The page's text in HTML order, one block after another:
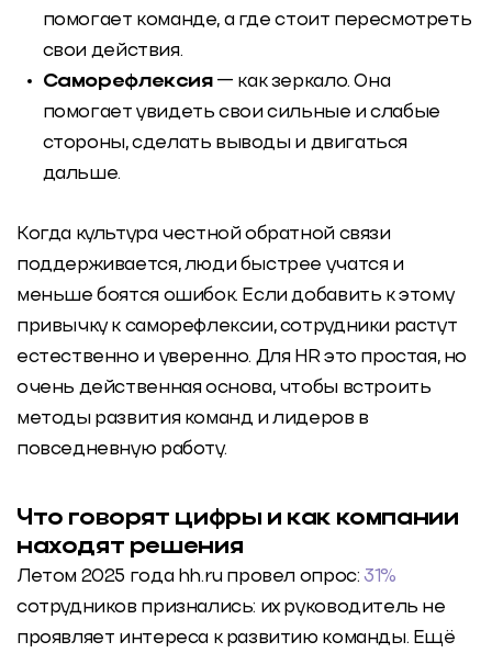
помогает команде, а где стоит пересмотреть
свои действия.
Саморефлексия— как зеркало. Она
помогает увидеть свои сильные и слабые
стороны, сделать выводы и двигаться
дальше.
Когда культура честной обратной связи
поддерживается, люди быстрее учатся и
меньше боятся ошибок. Если добавить к этому
привычку к саморефлексии, сотрудники растут
естественно и уверенно. Для HR это простая, но
очень действенная основа, чтобы встроить
методы развития команд и лидеров в
повседневную работу.
Что говорят цифры и как компании
находят решения
Летом 2025 года hh.ru провел опрос: 31%
сотрудников признались: их руководитель не
проявляет интереса к развитию команды. Ещё